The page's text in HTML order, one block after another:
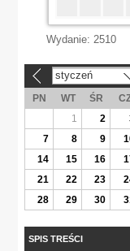
Wydanie: 2510
styczeń
PN WT ŚR
1
2
7
8 9
14
15 16
21
22 23
28
29 30
SPIS TREŚCI